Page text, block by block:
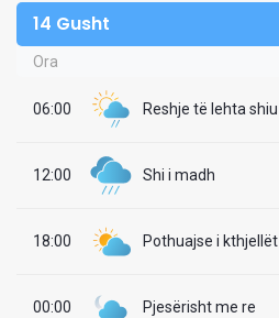
14 Gusht
Ora
06:00 Reshje të lehta shiu
12:00 Shi i madh
18:00 Pothuajse i kthjellët
00:00 Pjesërisht me re